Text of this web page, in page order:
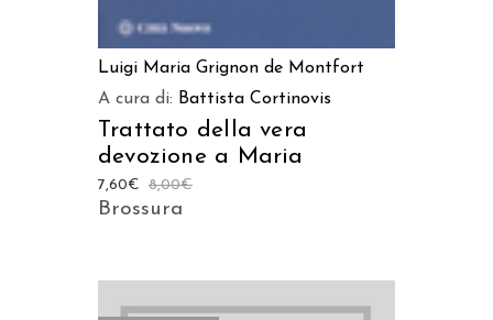
Luigi Maria Grignon de Montfort
A cura di: Battista Cortinovis
Trattato della vera
devozione a Maria
8,00€
7,60€
Brossura